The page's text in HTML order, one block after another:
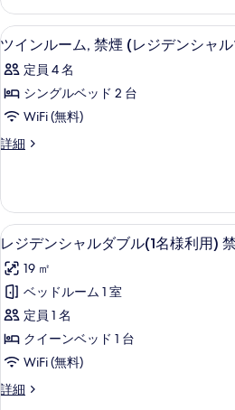
写
真
を
表
示
す
詳
細
ツ
イ
ン
ル
ム,
煙
(レ
ジ
デ
ン
シ
ャ
ル
ツ
羽毛
2
ツインルーム, 禁煙 (レジデンシャ
定員 4 名
シングルベッド 2 台
WiFi (無料)
詳細
ツ
ー
ム,
禁
(レ
ジ
デ
ン
シ
ャ
ル
ツ
レ
ジ
デ
ン
シ
ャ
ダ
羽毛
12
レジデンシャルダブル(1名様利用)
19 ㎡
ベッドルーム 1 室
定員 1 名
クイーンベッド 1 台
WiFi (無料)
詳細
レ